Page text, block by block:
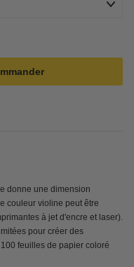
donne une dimension
couleur violine peut être
à jet d'encre et laser).
pour créer des
feuilles de papier coloré